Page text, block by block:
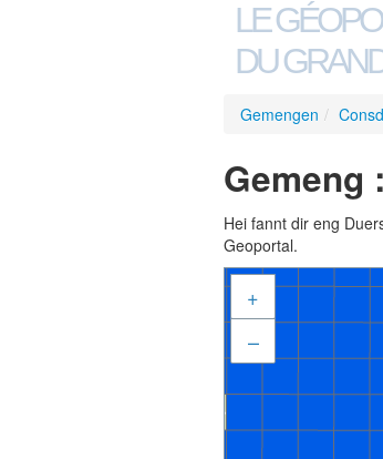
LE
DU
Gemengen /
Gemeng
Hei fannt dir eng
Geoportal.
+
–